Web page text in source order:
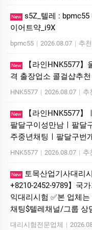
New s5Z_텔레 :
이어트약_i9X
bpmc55 | 2026.08.07 | 추
New
【라인HNK5577
격 출장업소 콜걸샵추
HNK5577 | 2026.08.07 | 추
New
【라인HNK5577】
팔달구이성만남ㅣ팔달
주중년채팅ㅣ팔달구번
HNK5577 | 2026.08.07 | 추
New
토목산업기사대리
+8210-2452-9789】국
익대리시험 ✅본 업체
채팅$텔레채널/그룹 상
대리시험전문업체 |